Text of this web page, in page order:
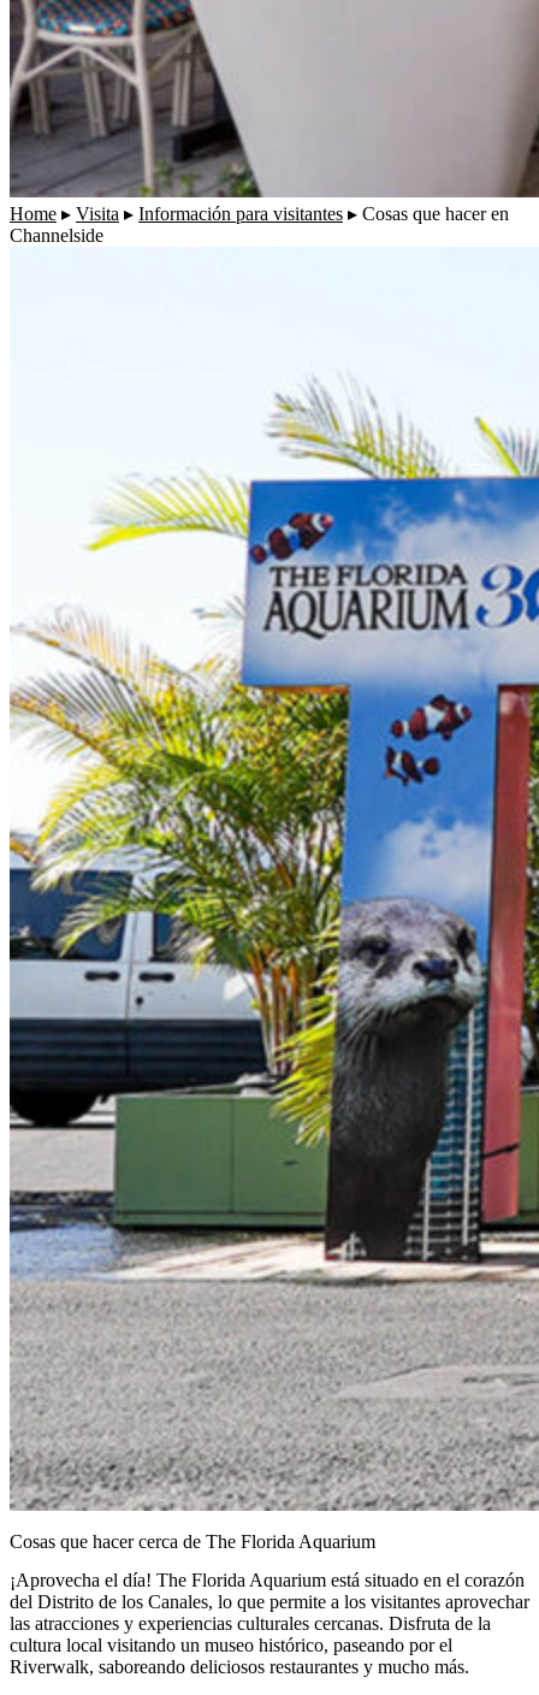
Home ▸ Visita ▸ Información para visitantes ▸ Cosas que hacer en
Channelside
Cosas que hacer cerca de The Florida Aquarium
¡Aprovecha el día! The Florida Aquarium está situado en el corazón
del Distrito de los Canales, lo que permite a los visitantes aprovechar
las atracciones y experiencias culturales cercanas. Disfruta de la
cultura local visitando un museo histórico, paseando por el
Riverwalk, saboreando deliciosos restaurantes y mucho más.